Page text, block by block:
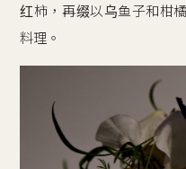
红柿，再缀以乌鱼子和柑
料理。